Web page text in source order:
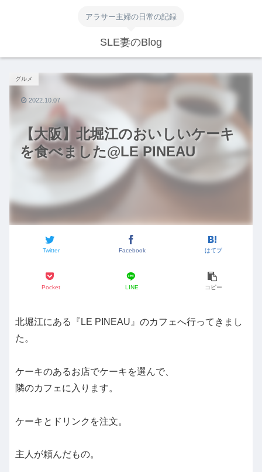
アラサー主婦の日常の記録
SLE妻のBlog
【大阪】北堀江のおいしいケーキ
を食べました@LE PINEAU
グルメ
Twitter Facebook はてブ
Pocket LINE コピー
2022.10.07
北堀江にある『LE PINEAU』のカフェへ行ってきまし
た。
ケーキのあるお店でケーキを選んで、
隣のカフェに入ります。
ケーキとドリンクを注文。
主人が頼んだもの。